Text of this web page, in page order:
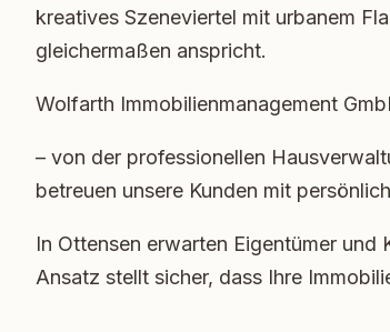
kreatives Szeneviertel mit urbanem
gleichermaßen anspricht.
Wolfarth Immobilienmanagement
– von der professionellen
betreuen unsere Kunden mit
In Ottensen erwarten Eigentümer
Ansatz stellt sicher, dass Ihre